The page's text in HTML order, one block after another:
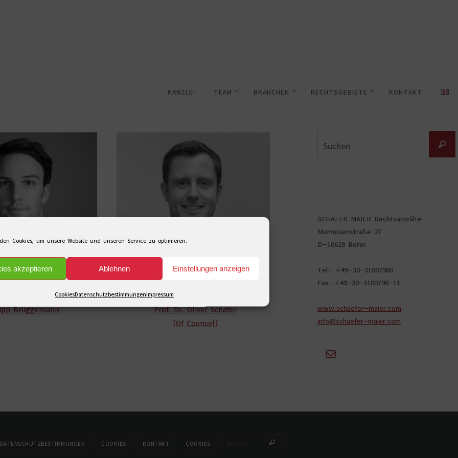
Cookies, um unsere Website und unseren Service zu optimieren.
akzeptieren Ablehnen Einstellungen anzeigen
CookiesDatenschutzbestimmungenImpressum
KANZLEI TEAM BRANCHEN RECHTSGEBIETE KONTAKT
Brüggemann
Prof. Dr. Oliver Schäfer
(Of Counsel)
SCHÄFER MAIER Rechtsanwälte
Mommsenstraße 27
D-10629 Berlin
Tel.: +49-30-31007980
Fax: +49-30-3100798-11
www.schaefer-maier.com
info@schaefer-maier.com
DATENSCHUTZBESTIMMUNGEN COOKIES KONTAKT COOKIES Suchen